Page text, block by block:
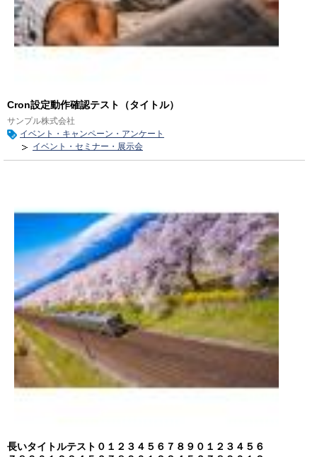
Cron設定動作確認テスト（タイトル）
サンプル株式会社
イベント・キャンペーン・アンケート
イベント・セミナー・展示会
長いタイトルテスト０１２３４５６７８９０１２３４５６